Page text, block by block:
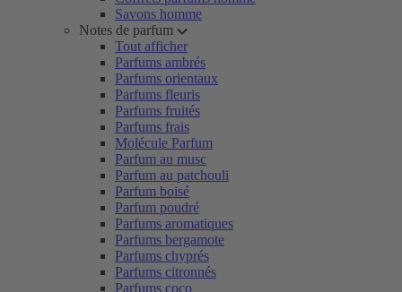
Savons homme
Notes de parfum
Tout afficher
Parfums ambrés
Parfums orientaux
Parfums fleuris
Parfums fruités
Parfums frais
Molécule Parfum
Parfum au musc
Parfum au patchouli
Parfum boisé
Parfum poudré
Parfums aromatiques
Parfums bergamote
Parfums chyprés
Parfums citronnés
Parfums coco